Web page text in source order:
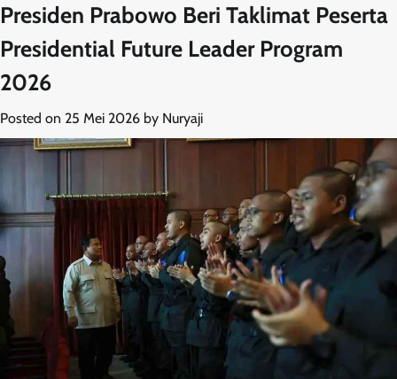
Presiden Prabowo Beri Taklimat Peserta
Presidential Future Leader Program
2026
Posted on 25 Mei 2026 by Nuryaji